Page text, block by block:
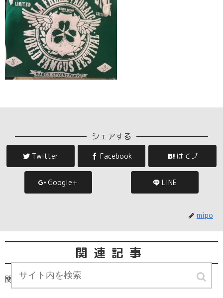
シェアする
Twitter Facebook はてブ
Google+ LINE
mipo
関連記事
関連記事は見つかりませんでした。